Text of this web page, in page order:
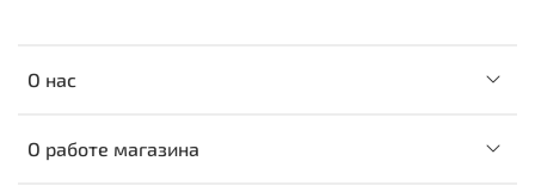
О нас
О работе магазина